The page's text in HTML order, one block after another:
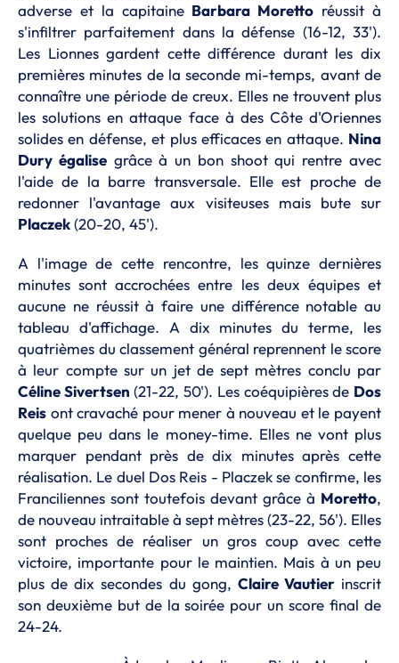
adverse et la capitaine Barbara Moretto réussit à
s'infiltrer parfaitement dans la défense (16-12, 33').
Les Lionnes gardent cette différence durant les dix
premières minutes de la seconde mi-temps, avant de
connaître une période de creux. Elles ne trouvent plus
les solutions en attaque face à des Côte d'Oriennes
solides en défense, et plus efficaces en attaque. Nina
Dury égalisegrâce à un bon shoot qui rentre avec
l'aide de la barre transversale. Elle est proche de
redonner l'avantage aux visiteuses mais bute sur
Placzek(20-20, 45').
A l'image de cette rencontre, les quinze dernières
minutes sont accrochées entre les deux équipes et
aucune ne réussit à faire une différence notable au
tableau d'affichage. A dix minutes du terme, les
quatrièmes du classement général reprennent le score
à leur compte sur un jet de sept mètres conclu par
Céline Sivertsen (21-22, 50'). Les coéquipières de Dos
Reis ont cravaché pour mener à nouveau et le payent
quelque peu dans le money-time. Elles ne vont plus
marquer pendant près de dix minutes après cette
réalisation. Le duel Dos Reis - Placzek se confirme, les
Franciliennes sont toutefois devant grâce à Moretto,
de nouveau intraitable à sept mètres (23-22, 56'). Elles
sont proches de réaliser un gros coup avec cette
victoire, importante pour le maintien. Mais à un peu
plus de dix secondes du gong, Claire Vautierinscrit
son deuxième but de la soirée pour un score final de
24-24.